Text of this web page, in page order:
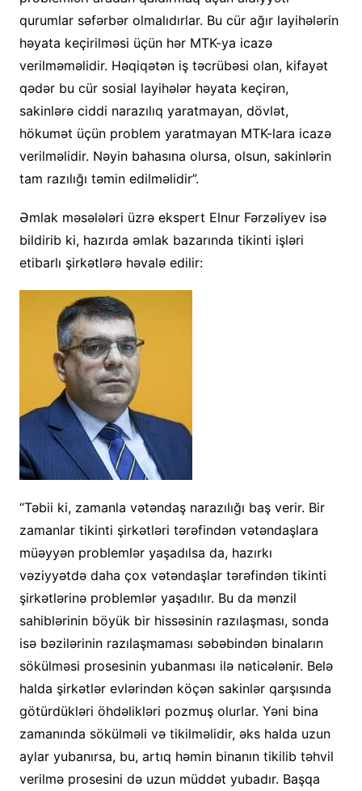
qurumlar səfərbər olmalıdırlar. Bu cür ağır layihələrin
həyata keçirilməsi üçün hər MTK-ya icazə
verilməməlidir. Həqiqətən iş təcrübəsi olan, kifayət
qədər bu cür sosial layihələr həyata keçirən,
sakinlərə ciddi narazılıq yaratmayan, dövlət,
hökumət üçün problem yaratmayan MTK-lara icazə
verilməlidir. Nəyin bahasına olursa, olsun, sakinlərin
tam razılığı təmin edilməlidir”.
Əmlak məsələləri üzrə ekspert Elnur Fərzəliyev isə
bildirib ki, hazırda əmlak bazarında tikinti işləri
etibarlı şirkətlərə həvalə edilir:
“Təbii ki, zamanla vətəndaş narazılığı baş verir. Bir
zamanlar tikinti şirkətləri tərəfindən vətəndaşlara
müəyyən problemlər yaşadılsa da, hazırkı
vəziyyətdə daha çox vətəndaşlar tərəfindən tikinti
şirkətlərinə problemlər yaşadılır. Bu da mənzil
sahiblərinin böyük bir hissəsinin razılaşması, sonda
isə bəzilərinin razılaşmaması səbəbindən binaların
sökülməsi prosesinin yubanması ilə nəticələnir. Belə
halda şirkətlər evlərindən köçən sakinlər qarşısında
götürdükləri öhdəlikləri pozmuş olurlar. Yəni bina
zamanında sökülməli və tikilməlidir, əks halda uzun
aylar yubanırsa, bu, artıq həmin binanın tikilib təhvil
verilmə prosesini də uzun müddət yubadır. Başqa